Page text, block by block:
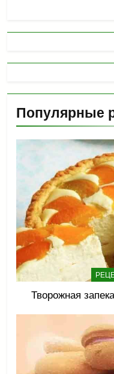
Популярные
Творожная